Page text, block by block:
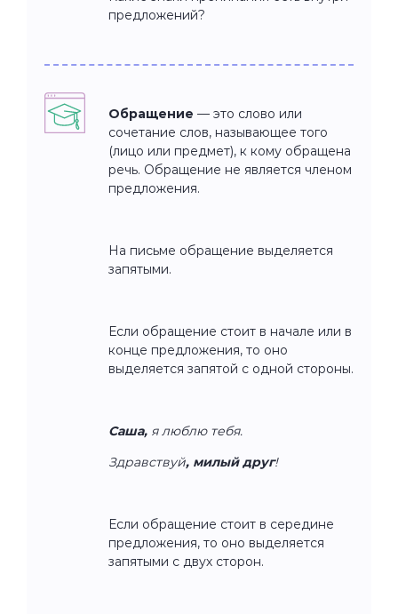
предложений?
Обращение — это слово или
сочетание слов, называющее того
(лицо или предмет), к кому обращена
речь. Обращение не является членом
предложения.
На письме обращение выделяется
запятыми.
Если обращение стоит в начале или в
конце предложения, то оно
выделяется запятой с одной стороны.
Саша, я люблю тебя.
Здравствуй, милый друг!
Если обращение стоит в середине
предложения, то оно выделяется
запятыми с двух сторон.